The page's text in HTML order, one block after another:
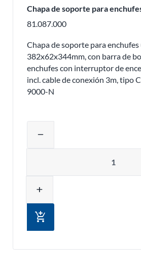
Chapa de soporte para
81.087.000
Chapa de soporte para
382x62x344mm, con barra de
enchufes con interruptor de
incl. cable de conexión 3m, tipo
9000-N
remove
add
add_shopping_cart